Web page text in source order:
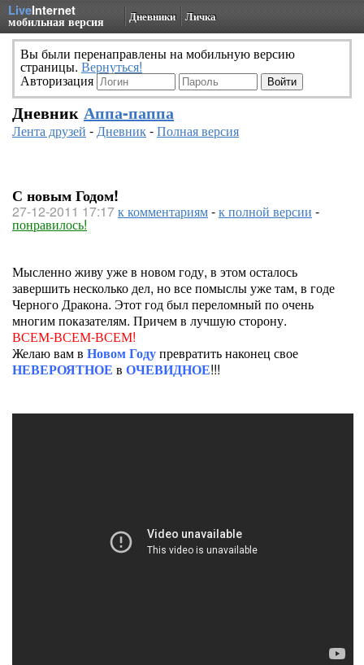
LiveInternet
мобильная версия Дневники Личка
Вы были перенаправлены на мобильную версию
страницы. Вернуться!
Авторизация
Дневник Аппа-паппа
Лента друзей -Дневник-Полная версия
С новым Годом!
27-12-2011 17:17к комментариям-к полной версии -
понравилось!
Мысленно живу уже в новом году, в этом осталось
завершить несколько дел, но все помыслы уже там, в годе
Черного Дракона. Этот год был переломный по очень
многим показателям. Причем в лучшую сторону.
ВСЕМ-ВСЕМ-ВСЕМ!
Желаю вам в Новом Годупревратить наконец свое
НЕВЕРОЯТНОЕ в ОЧЕВИДНОЕ!!!